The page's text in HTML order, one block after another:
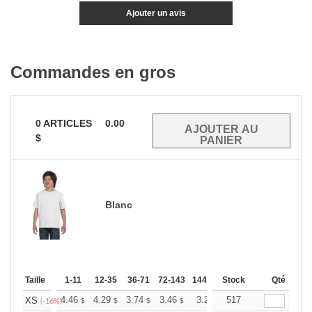
Ajouter un avis
Commandes en gros
0ARTICLES
0.00
$
Blanc
Taille 1-11 12-35 36-71 72-143 144-287 288 + Plus
Stock Qté
XS (-16%)4.46 $ 4.29 $ 3.74 $ 3.46 $ 3.28 3.23
517